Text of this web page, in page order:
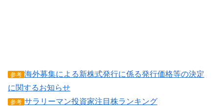
参考 海外募集による新株式発行に係る発行価格等の決定
に関するお知らせ
参考 サラリーマン投資家注目株ランキング